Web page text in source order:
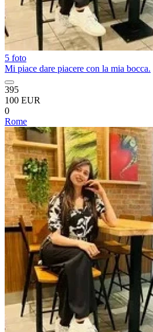
5 foto
Mi piace dare piacere con la mia bocca.
395
100 EUR
0
Rome